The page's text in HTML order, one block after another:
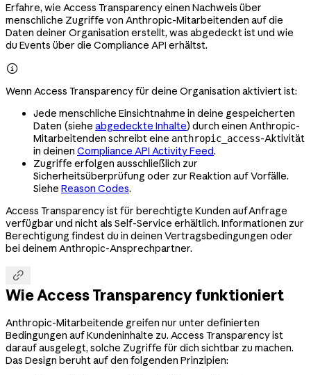
Erfahre, wie Access Transparency einen Nachweis über
menschliche Zugriffe von Anthropic-Mitarbeitenden auf die
Daten deiner Organisation erstellt, was abgedeckt ist und wie
du Events über die Compliance API erhältst.

Wenn Access Transparency für deine Organisation aktiviert ist:
Jede menschliche Einsichtnahme in deine gespeicherten
Daten (siehe abgedeckte Inhalte) durch einen Anthropic-
Mitarbeitenden schreibt eine anthropic_access-Aktivität
in deinen Compliance API Activity Feed.
Zugriffe erfolgen ausschließlich zur
Sicherheitsüberprüfung oder zur Reaktion auf Vorfälle.
Siehe Reason Codes.
Access Transparency ist für berechtigte Kunden auf Anfrage
verfügbar und nicht als Self-Service erhältlich. Informationen zur
Berechtigung findest du in deinen Vertragsbedingungen oder
bei deinem Anthropic-Ansprechpartner.

Wie Access Transparency funktioniert
Anthropic-Mitarbeitende greifen nur unter definierten
Bedingungen auf Kundeninhalte zu. Access Transparency ist
darauf ausgelegt, solche Zugriffe für dich sichtbar zu machen.
Das Design beruht auf den folgenden Prinzipien: